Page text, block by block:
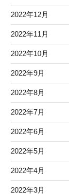
2022年12月
2022年11月
2022年10月
2022年9月
2022年8月
2022年7月
2022年6月
2022年5月
2022年4月
2022年3月